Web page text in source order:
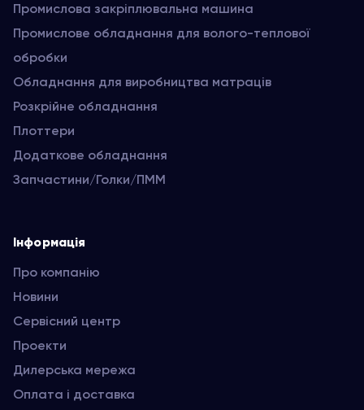
Промислова закріплювальна машина
Промислове обладнання для волого-теплової
обробки
Обладнання для виробництва матраців
Розкрійне обладнання
Плоттери
Додаткове обладнання
Запчастини/Голки/ПММ
Інформація
Про компанію
Новини
Сервісний центр
Проекти
Дилерська мережа
Оплата і доставка